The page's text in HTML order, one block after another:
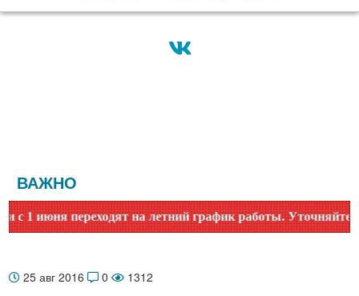
ВАЖНО
переходят на летний график работы. Уточняйте
25 авг 2016 0 1312